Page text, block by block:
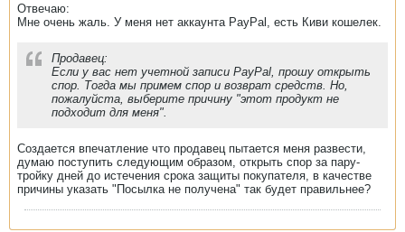
Отвечаю:
Мне очень жаль. У меня нет аккаунта PayPal, есть Киви кошелек.
Продавец:
Если у вас нет учетной записи PayPal, прошу открыть
спор. Тогда мы примем спор и возврат средств. Но,
пожалуйста, выберите причину "этот продукт не
подходит для меня".
Создается впечатление что продавец пытается меня развести,
думаю поступить следующим образом, открыть спор за пару-
тройку дней до истечения срока защиты покупателя, в качестве
причины указать "Посылка не получена" так будет правильнее?